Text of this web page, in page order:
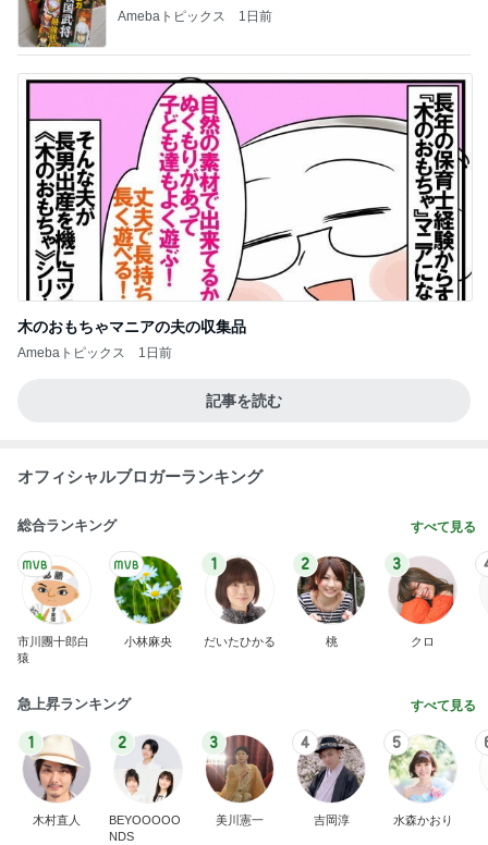
Amebaトピックス 1日前
木のおもちゃマニアの夫の収集品
Amebaトピックス 1日前
記事を読む
オフィシャルブロガーランキング
総合ランキング すべて見る
市川團十郎白
猿
小林麻央
1
だいたひかる
2
桃
3
クロ
急上昇ランキング すべて見る
1
木村直人
2
BEYOOOOO
NDS
3
美川憲一
4
吉岡淳
5
水森かおり